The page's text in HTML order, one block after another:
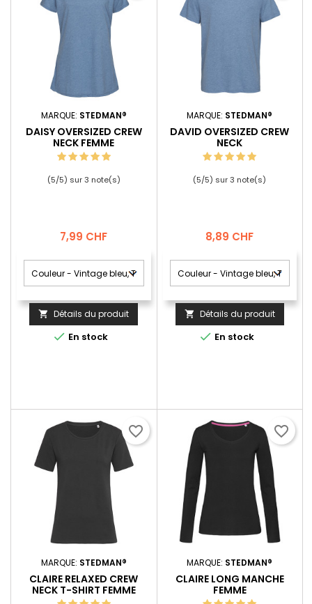
MARQUE: STEDMAN®
DAISY OVERSIZED CREW
NECK FEMME
(5/5) sur3 note(s)
Prix
7,99 CHF
 Détails du produit
 En stock
MARQUE: STEDMAN®
DAVID OVERSIZED CREW
NECK
(5/5) sur3 note(s)
Prix
8,89 CHF
 Détails du produit
 En stock
MARQUE: STEDMAN®
CLAIRE RELAXED CREW
NECK T-SHIRT FEMME
favorite_border
MARQUE: STEDMAN®
CLAIRE LONG MANCHE
FEMME
favorite_border